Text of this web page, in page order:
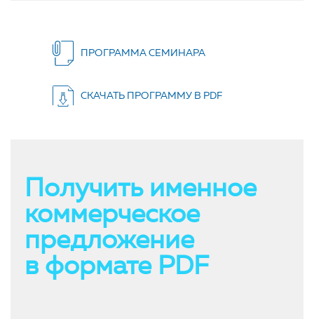
ПРОГРАММА СЕМИНАРА
СКАЧАТЬ ПРОГРАММУ В PDF
Получить именное
коммерческое
предложение
в формате PDF